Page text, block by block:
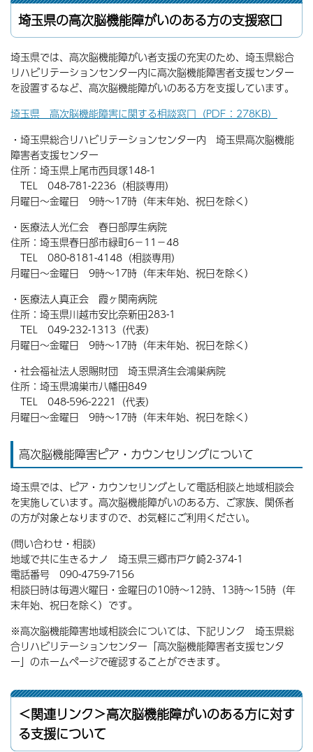
埼玉県の高次脳機能障がいのある方の支援窓口
埼玉県では、高次脳機能障がい者支援の充実のため、埼玉県総合
リハビリテーションセンター内に高次脳機能障害者支援センター
を設置するなど、高次脳機能障がいのある方を支援しています。
埼玉県 高次脳機能障害に関する相談窓口（PDF：278KB）
・埼玉県総合リハビリテーションセンター内 埼玉県高次脳機能
障害者支援センター
住所：埼玉県上尾市西貝塚148-1
TEL 048-781-2236（相談専用）
月曜日〜金曜日 9時〜17時（年末年始、祝日を除く）
・医療法人光仁会 春日部厚生病院
住所：埼玉県春日部市緑町6−11−48
TEL 080-8181-4148（相談専用）
月曜日〜金曜日 9時〜17時（年末年始、祝日を除く）
・医療法人真正会 霞ヶ関南病院
住所：埼玉県川越市安比奈新田283-1
TEL 049-232-1313（代表）
月曜日〜金曜日 9時〜17時（年末年始、祝日を除く）
・社会福祉法人恩賜財団 埼玉県済生会鴻巣病院
住所：埼玉県鴻巣市八幡田849
TEL 048-596-2221（代表）
月曜日〜金曜日 9時〜17時（年末年始、祝日を除く）
高次脳機能障害ピア・カウンセリングについて
埼玉県では、ピア・カウンセリングとして電話相談と地域相談会
を実施しています。高次脳機能障がいのある方、ご家族、関係者
の方が対象となりますので、お気軽にご利用ください。
(問い合わせ・相談)
地域で共に生きるナノ 埼玉県三郷市戸ケ崎2-374-1
電話番号 090-4759-7156
相談日時は毎週火曜日・金曜日の10時〜12時、13時〜15時（年
末年始、祝日を除く）です。
※高次脳機能障害地域相談会については、下記リンク 埼玉県総
合リハビリテーションセンター「高次脳機能障害者支援センタ
ー」のホームページで確認することができます。
＜関連リンク＞高次脳機能障がいのある方に対す
る支援について